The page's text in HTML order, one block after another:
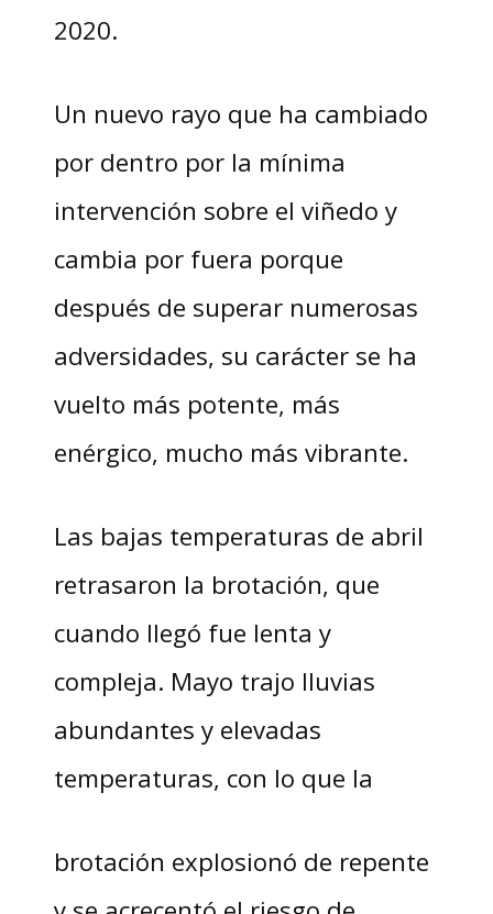
2020.
Un nuevo rayo que ha cambiado
por dentro por la mínima
intervención sobre el viñedo y
cambia por fuera porque
después de superar numerosas
adversidades, su carácter se ha
vuelto más potente, más
enérgico, mucho más vibrante.
Las bajas temperaturas de abril
retrasaron la brotación, que
cuando llegó fue lenta y
compleja. Mayo trajo lluvias
abundantes y elevadas
temperaturas, con lo que la
brotación explosionó de repente